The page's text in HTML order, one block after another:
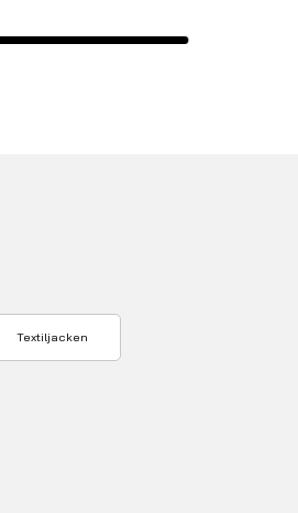
Textiljacken